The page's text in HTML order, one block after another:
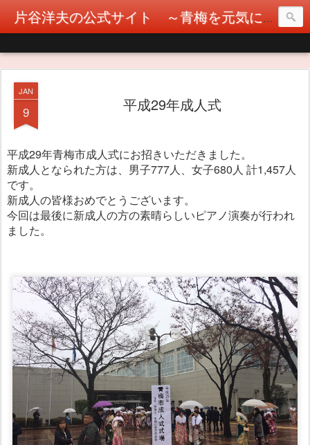
片谷洋夫の公式サイト ～青梅を元気に！カタヤぶりな挑戦！～
JAN
9 平成29年成人式
平成29年青梅市成人式にお招きいただきました。
新成人となられた方は、男子777人、女子680人 計1,457人
です。
新成人の皆様おめでとうございます。
今回は最後に新成人の方の素晴らしいピアノ演奏が行われ
ました。